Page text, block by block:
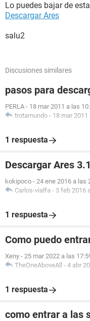
Lo puedes bajar de
Descargar Ares
salu2
Discusiones similares
pasos para
PERLA - 18 mar 2011 a las
trotamundo - 18 mar 2011
1 respuesta
Descargar Ares
kokipoco - 24 ene 2016 a las
Carlos-vialfa - 3 feb 2016
1 respuesta
Como puedo
Xeny - 25 mar 2022 a las
TheOneAboveAll - 4 abr
1 respuesta
como entrar a las